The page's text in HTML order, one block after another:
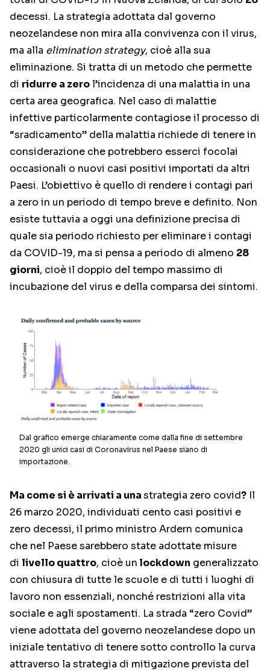
decessi. La strategia adottata dal governo
neozelandese non mira alla convivenza con il virus,
ma alla elimination strategy, cioè alla sua
eliminazione. Si tratta di un metodo che permette
di ridurre a zerol’incidenza di una malattia in una
certa area geografica. Nel caso di malattie
infettive particolarmente contagiose il processo di
“sradicamento” della malattia richiede di tenere in
considerazione che potrebbero esserci focolai
occasionali o nuovi casi positivi importati da altri
Paesi. L’obiettivo è quello di rendere i contagi pari
a zero in un periodo di tempo breve e definito. Non
esiste tuttavia a oggi una definizione precisa di
quale sia periodo richiesto per eliminare i contagi
da COVID-19, ma si pensa a periodo di almeno 28
giorni, cioè il doppio del tempo massimo di
incubazione del virus e della comparsa dei sintomi.
Dal grafico emerge chiaramente come dalla fine di settembre
2020 gli unici casi di Coronavirus nel Paese siano di
importazione.
Ma come si è arrivati a unastrategia zero covid? Il
26 marzo 2020, individuati cento casi positivi e
zero decessi, il primo ministro Ardern comunica
che nel Paese sarebbero state adottate misure
di livello quattro, cioè un lockdown generalizzato
con chiusura di tutte le scuole e di tutti i luoghi di
lavoro non essenziali, nonché restrizioni alla vita
sociale e agli spostamenti. La strada “zero Covid”
viene adottata del governo neozelandese dopo un
iniziale tentativo di tenere sotto controllo la curva
attraverso la strategia di mitigazione prevista del